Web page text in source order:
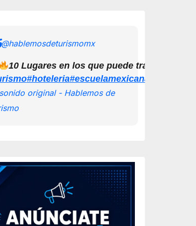
@hablemosdeturismomx
10 Lugares en los que puede trabajar un
#hoteleria#escuelamexicanadeturismo
original - Hablemos de